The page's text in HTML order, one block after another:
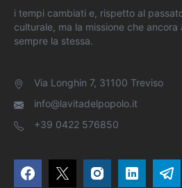
i tempi cambiati e, rispetto al
culturale, ma la missione che ancora
sempre la stessa.
Via Longhin 7, 31100 Treviso
info@lavitadelpopolo.it
+39 0422 576850